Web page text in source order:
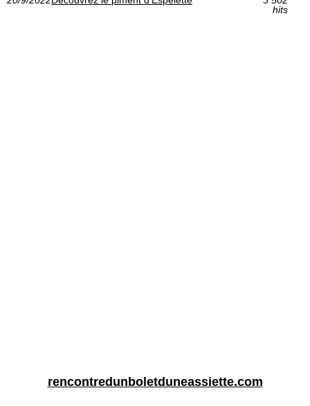
hits
rencontredunboletduneassiette.com